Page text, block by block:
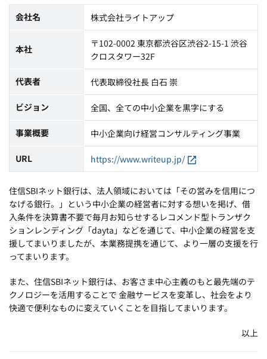
会社名 株式会社ライトアップ
本社
〒102-0002 東京都渋谷区渋谷2-15-1 渋谷
クロスタワー32F
代表者 代表取締役社長 白石 崇
ビジョン 全国、全ての中小企業を黒字にする
事業概要 中小企業向け経営コンサルティング事業
URL https://www.writeup.jp/
住信SBIネット銀行は、法人領域においては「その営みを信用につ
なげる銀行。」という中小企業の経営者に対する想いを掲げ、借
入条件を決算書不要で毎月お知らせするレコメンド型トランザク
ションレンディング「dayta」などを通じて、中小企業の経営を支
援してまいりましたが、本業務提携を通じて、より一層の支援を行
ってまいります。
また、住信SBIネット銀行は、お客さま中心主義のもと最先端のテ
クノロジーを活用することで 金融サービスを変革し、社会をより
快適で便利なものに変えていくことを目指してまいります。
以上